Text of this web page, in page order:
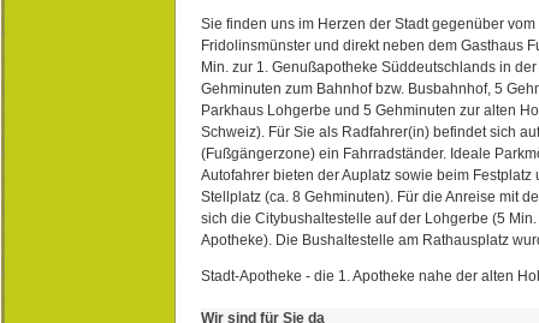
Sie finden uns im Herzen der Stadt gegenüber
Fridolinsmünster und direkt neben dem Gasthaus
Min. zur 1. Genußapotheke Süddeutschlands in
Gehminuten zum Bahnhof bzw. Busbahnhof, 5
Parkhaus Lohgerbe und 5 Gehminuten zur alten
Schweiz). Für Sie als Radfahrer(in) befindet sich
(Fußgängerzone) ein Fahrradständer. Ideale
Autofahrer bieten der Auplatz sowie beim Festplatz
Stellplatz (ca. 8 Gehminuten). Für die Anreise mit
sich die Citybushaltestelle auf der Lohgerbe (5
Apotheke). Die Bushaltestelle am Rathausplatz
Stadt-Apotheke - die 1. Apotheke nahe der alten
Wir sind für Sie da